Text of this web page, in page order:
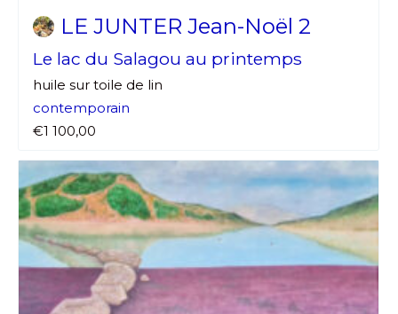
LE JUNTER Jean-Noël 2
Le lac du Salagou au printemps
huile sur toile de lin
contemporain
€1 100,00